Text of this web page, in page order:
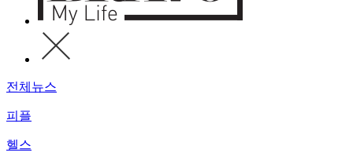
전체뉴스
피플
헬스